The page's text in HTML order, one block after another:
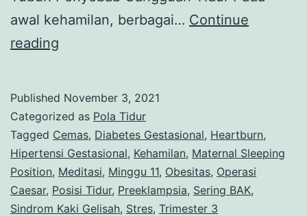
awal kehamilan, berbagai… Continue
reading
Saat
Hamil?
Coba
Lakukan
Ini,
Published November 3, 2021
Categorized as Pola Tidur
Tagged Cemas, Diabetes Gestasional, Heartburn,
Hipertensi Gestasional, Kehamilan, Maternal Sleeping
Position, Meditasi, Minggu 11, Obesitas, Operasi
Caesar, Posisi Tidur, Preeklampsia, Sering BAK,
Sindrom Kaki Gelisah, Stres, Trimester 3